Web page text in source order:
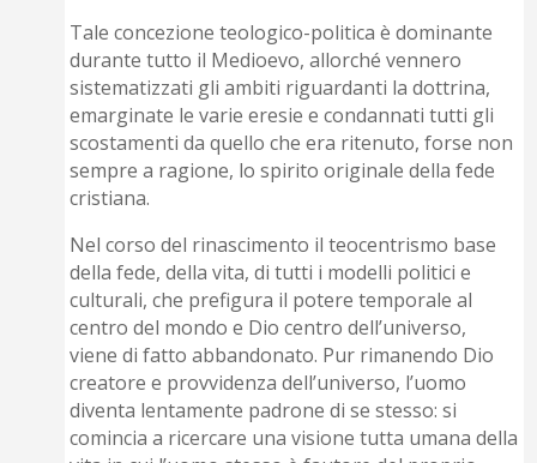
Tale concezione teologico-politica è dominante
durante tutto il Medioevo, allorché vennero
sistematizzati gli ambiti riguardanti la dottrina,
emarginate le varie eresie e condannati tutti gli
scostamenti da quello che era ritenuto, forse non
sempre a ragione, lo spirito originale della fede
cristiana.
Nel corso del rinascimento il teocentrismo base
della fede, della vita, di tutti i modelli politici e
culturali, che prefigura il potere temporale al
centro del mondo e Dio centro dell’universo,
viene di fatto abbandonato. Pur rimanendo Dio
creatore e provvidenza dell’universo, l’uomo
diventa lentamente padrone di se stesso: si
comincia a ricercare una visione tutta umana della